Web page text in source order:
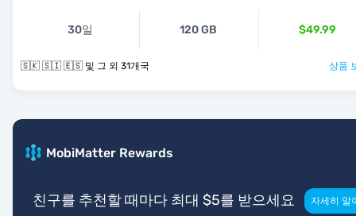
30일 120 GB $49.99
🇸🇰 🇸🇮 🇪🇸 및 그 외 31개국 상품
MobiMatter Rewards
친구를 추천할 때마다 최대 $5를 받으세요 자세히 알